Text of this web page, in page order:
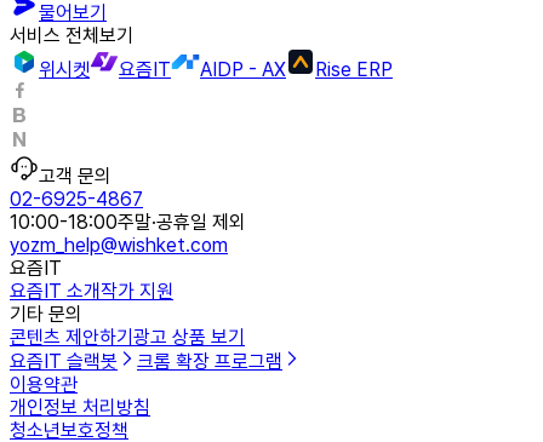
물어보기
서비스 전체보기
위시켓
요즘IT AIDP - AX Rise ERP
고객 문의
02-6925-4867
10:00-18:00주말·공휴일 제외
yozm_help@wishket.com
요즘IT
요즘IT 소개작가 지원
기타 문의
콘텐츠 제안하기 광고 상품 보기
요즘IT 슬랙봇
크롬 확장 프로그램
이용약관
개인정보 처리방침
청소년보호정책